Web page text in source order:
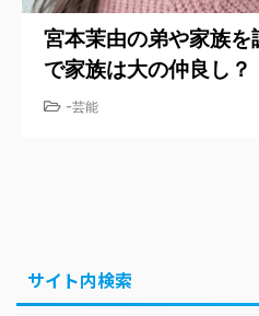
宮本茉由の弟や家族
で家族は大の仲良し？
-芸能
サイト内検索